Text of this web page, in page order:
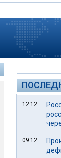
12:12
09:12